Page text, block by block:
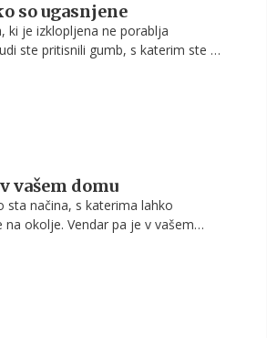
so ugasnjene
ki je izklopljena ne porablja
ste pritisnili gumb, s katerim ste jo
vašem domu
sta načina, s katerima lahko
okolje. Vendar pa je v vašem